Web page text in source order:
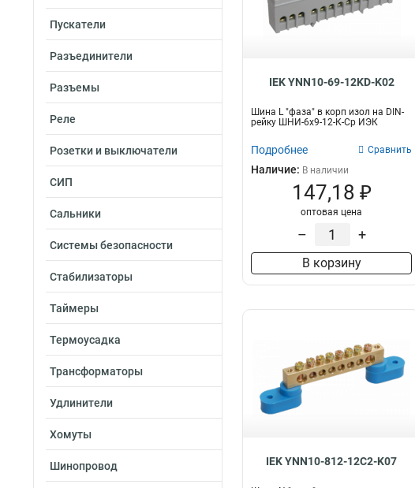
Пускатели
Разъединители
Разъемы
Реле
Розетки и выключатели
СИП
Сальники
Системы безопасности
Стабилизаторы
Таймеры
Термоусадка
Трансформаторы
Удлинители
Хомуты
Шинопровод
IEK YNN10-69-12KD-K02
Шина L "фаза" в корп изол на DIN-
рейку ШНИ-6х9-12-К-Ср ИЭК
Подробнее Сравнить
Наличие: В наличии
147,18 ₽
оптовая цена
– +
В корзину
IEK YNN10-812-12C2-K07